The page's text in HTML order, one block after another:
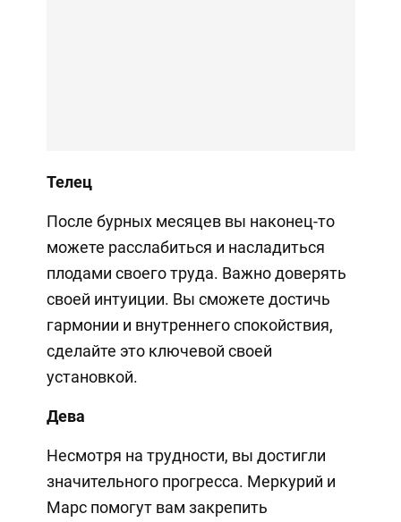
Телец
После бурных месяцев вы наконец-то
можете расслабиться и насладиться
плодами своего труда. Важно доверять
своей интуиции. Вы сможете достичь
гармонии и внутреннего спокойствия,
сделайте это ключевой своей
установкой.
Дева
Несмотря на трудности, вы достигли
значительного прогресса. Меркурий и
Марс помогут вам закрепить